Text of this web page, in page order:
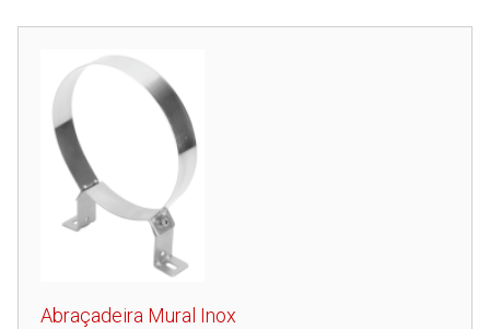
Abraçadeira Mural Inox